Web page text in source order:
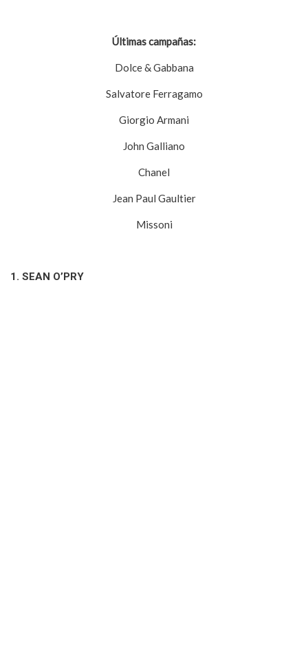
Últimas campañas:
Dolce & Gabbana
Salvatore Ferragamo
Giorgio Armani
John Galliano
Chanel
Jean Paul Gaultier
Missoni
1. SEAN O’PRY